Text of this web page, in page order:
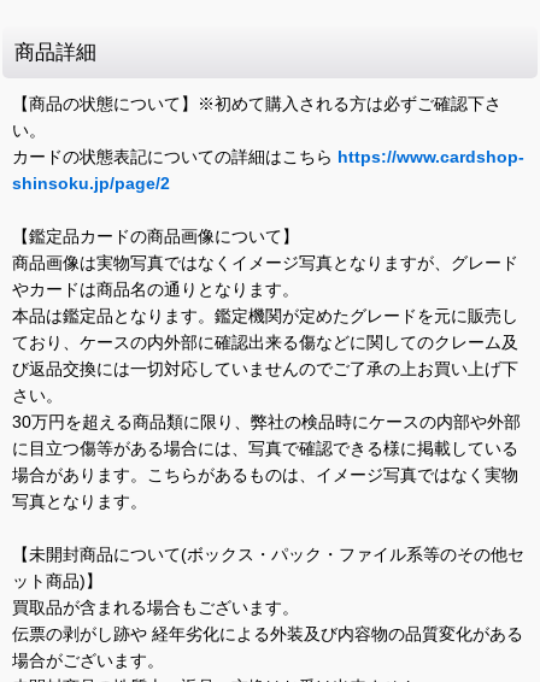
商品詳細
【商品の状態について】※初めて購入される方は必ずご確認下さ
い。
カードの状態表記についての詳細はこちら https://www.cardshop-
shinsoku.jp/page/2
【鑑定品カードの商品画像について】
商品画像は実物写真ではなくイメージ写真となりますが、グレード
やカードは商品名の通りとなります。
本品は鑑定品となります。鑑定機関が定めたグレードを元に販売し
ており、ケースの内外部に確認出来る傷などに関してのクレーム及
び返品交換には一切対応していませんのでご了承の上お買い上げ下
さい。
30万円を超える商品類に限り、弊社の検品時にケースの内部や外部
に目立つ傷等がある場合には、写真で確認できる様に掲載している
場合があります。こちらがあるものは、イメージ写真ではなく実物
写真となります。
【未開封商品について(ボックス・パック・ファイル系等のその他セ
ット商品)】
買取品が含まれる場合もございます。
伝票の剥がし跡や 経年劣化による外装及び内容物の品質変化がある
場合がございます。